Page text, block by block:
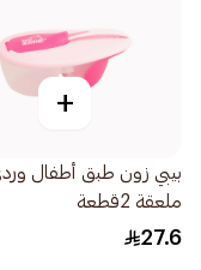
+
بيبي زون طبق أطفال
ملعقة 2قطعة
27.6